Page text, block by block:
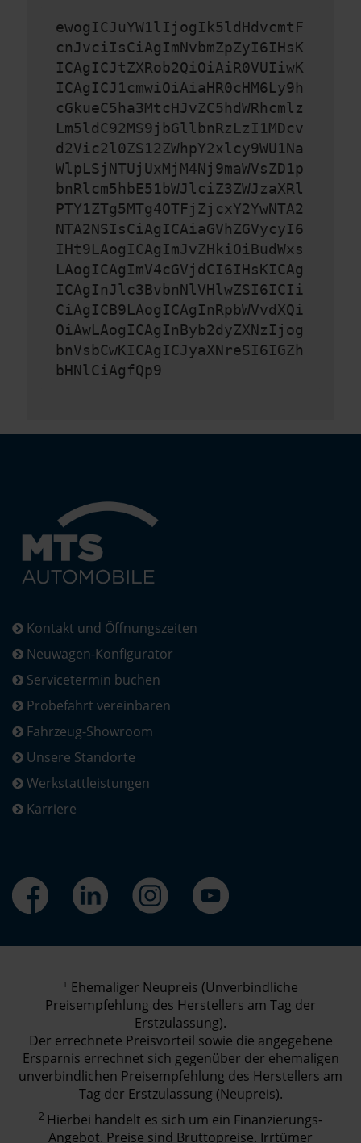
ewogICJuYW1lIjogIk5ldHdvcmtF
cnJvciIsCiAgImNvbmZpZyI6IHsK
ICAgICJtZXRob2QiOiAiR0VUIiwK
ICAgICJ1cmwiOiAiaHR0cHM6Ly9h
cGkueC5ha3MtcHJvZC5hdWRhcmlz
Lm5ldC92MS9jbGllbnRzLzI1MDcv
d2Vic2l0ZS12ZWhpY2xlcy9WU1Na
WlpLSjNTUjUxMjM4Nj9maWVsZD1p
bnRlcm5hbE51bWJlciZ3ZWJzaXRl
PTY1ZTg5MTg4OTFjZjcxY2YwNTA2
NTA2NSIsCiAgICAiaGVhZGVycyI6
IHt9LAogICAgImJvZHkiOiBudWxs
LAogICAgImV4cGVjdCI6IHsKICAg
ICAgInJlc3BvbnNlVHlwZSI6ICIi
CiAgICB9LAogICAgInRpbWVvdXQi
OiAwLAogICAgInByb2dyZXNzIjog
bnVsbCwKICAgICJyaXNreSI6IGZh
bHNlCiAgfQp9
Kontakt und Öffnungszeiten
Neuwagen-Konfigurator
Servicetermin buchen
Probefahrt vereinbaren
Fahrzeug-Showroom
Unsere Standorte
Werkstattleistungen
Karriere
1 Ehemaliger Neupreis (Unverbindliche
Preisempfehlung des Herstellers am Tag der
Erstzulassung).
Der errechnete Preisvorteil sowie die angegebene
Ersparnis errechnet sich gegenüber der ehemaligen
unverbindlichen Preisempfehlung des Herstellers am
Tag der Erstzulassung (Neupreis).
2 Hierbei handelt es sich um ein Finanzierungs-
Angebot. Preise sind Bruttopreise. Irrtümer